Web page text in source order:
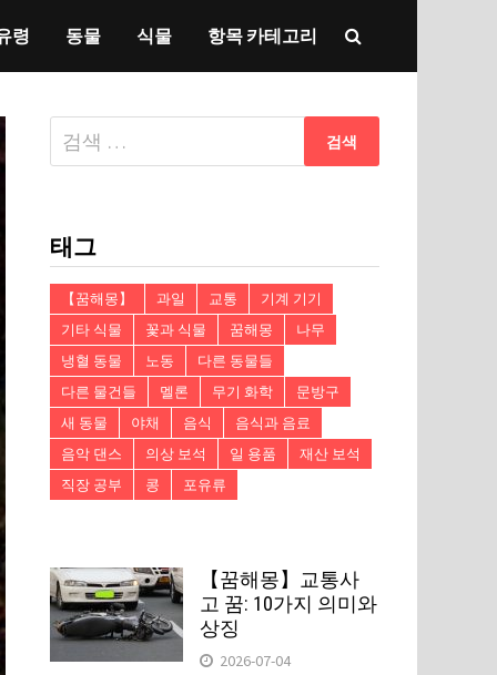
령 동물 식물 항목 카테고리
다
음
태그
【꿈해몽】 과일 교통
기계 기기
기타 식물
꽃과 식물 꿈해몽
나무
냉혈 동물
노동
다른 동물들
다른 물건들
멜론 무기 화학
문방구
새 동물
야채 음식
음식과 음료
음악 댄스
의상 보석 일 용품
재산 보석
직장 공부
콩 포유류
【꿈해몽】교통사
고 꿈: 10가지 의미와
상징
2026-07-04